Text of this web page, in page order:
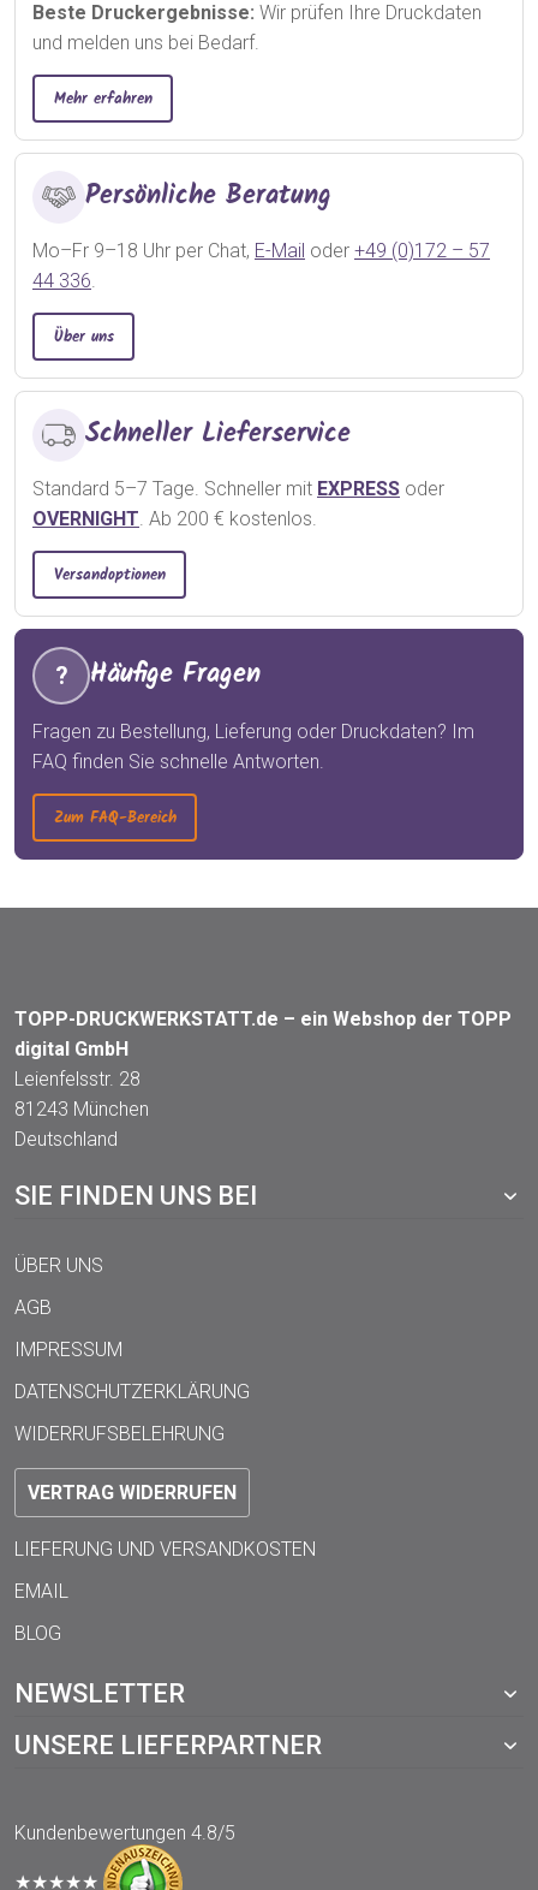
Beste Druckergebnisse: Wir prüfen Ihre Druckdaten
und melden uns bei Bedarf.
Mehr erfahren
Persönliche Beratung
Mo–Fr 9–18 Uhr per Chat, E-Mail oder +49 (0)172 – 57
44 336.
Über uns
Schneller Lieferservice
Standard 5–7 Tage. Schneller mit EXPRESS oder
OVERNIGHT. Ab 200 € kostenlos.
Versandoptionen
? Häufige Fragen
Fragen zu Bestellung, Lieferung oder Druckdaten? Im
FAQ finden Sie schnelle Antworten.
Zum FAQ-Bereich
TOPP-DRUCKWERKSTATT.de – ein Webshop der TOPP
digital GmbH
Leienfelsstr. 28
81243 München
Deutschland
SIE FINDEN UNS BEI
ÜBER UNS
AGB
IMPRESSUM
DATENSCHUTZERKLÄRUNG
WIDERRUFSBELEHRUNG
VERTRAG WIDERRUFEN
LIEFERUNG UND VERSANDKOSTEN
EMAIL
BLOG
NEWSLETTER
UNSERE LIEFERPARTNER
Kundenbewertungen 4.8/5
★★★★★